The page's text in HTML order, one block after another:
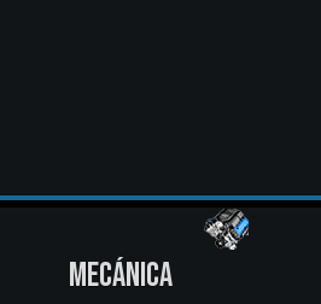
MECÁNICA